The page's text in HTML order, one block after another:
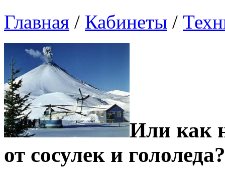
Главная / Кабинеты /
Или как
от сосулек и гололеда?